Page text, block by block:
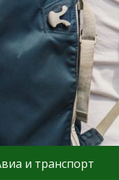
и транспорт